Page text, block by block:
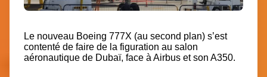
Le nouveau Boeing 777X (au second plan) s’est
contenté de faire de la figuration au salon
aéronautique de Dubaï, face à Airbus et son A350.